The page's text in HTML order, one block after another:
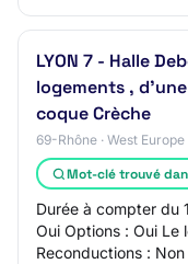
LYON 7 - Halle
logements ,
coque Crèche
69-Rhône · West Europe
Mot-clé trouvé
Durée à compter du
Oui Options : Oui
Reconductions : Non